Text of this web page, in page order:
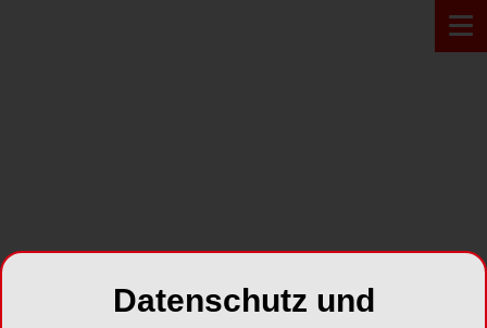
BEYCODENT Beyer + Co.
GmbHDatenschutz und